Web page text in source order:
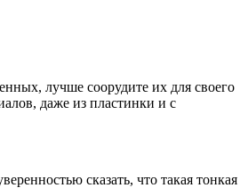
лучше соорудите их для своего
даже из пластинки и с
сказать, что такая тонкая